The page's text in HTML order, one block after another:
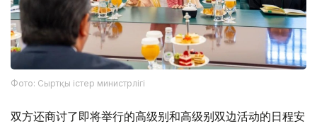
Фото: Сыртқы істер министрлігі
双方还商讨了即将举行的高级别和高级别双边活动的日程安